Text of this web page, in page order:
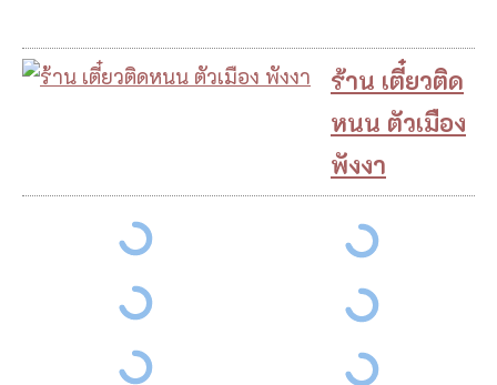
ร้าน เตี๋ยวติด
หนน ตัวเมือง
พังงา